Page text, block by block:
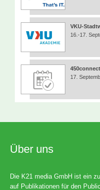
VKU-
16.-17.
17.
Über uns
Die K21 media GmbH ist ein
auf Publikationen für den